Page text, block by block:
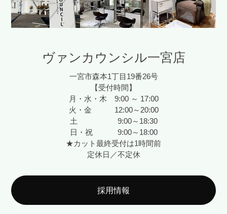
ヴァンカウンシル一宮店
一宮市森本1丁目19番26号
【受付時間】
月・水・木 9:00 ～ 17:00
火・金 12:00～20:00
土 9:00～18:30
日・祝 9:00～18:00
★カット最終受付は1時間前
定休日／不定休
採用情報